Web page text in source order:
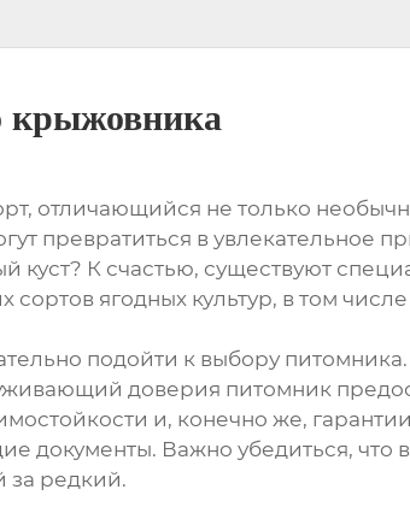
крыжовника
отличающийся не только
превратиться в увлекательное
куст? К счастью, существуют
ягодных культур, в том
подойти к выбору
доверия питомник
и, конечно же,
документы. Важно убедиться,
за редкий.